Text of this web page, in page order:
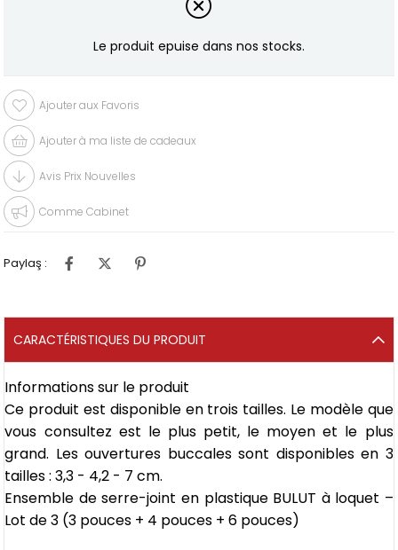
Le produit epuise dans nos stocks.
Ajouter aux Favoris
Ajouter à ma liste de cadeaux
Avis Prix Nouvelles
Comme Cabinet
Paylaş :
CARACTÉRISTIQUES DU PRODUIT
Informations sur le produit
Ce produit est disponible en trois tailles. Le modèle que
vous consultez est le plus petit, le moyen et le plus
grand. Les ouvertures buccales sont disponibles en 3
tailles : 3,3 - 4,2 - 7 cm.
Ensemble de serre-joint en plastique BULUT à loquet –
Lot de 3 (3 pouces + 4 pouces + 6 pouces)